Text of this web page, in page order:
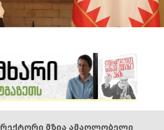
მზია ამაღლობელი